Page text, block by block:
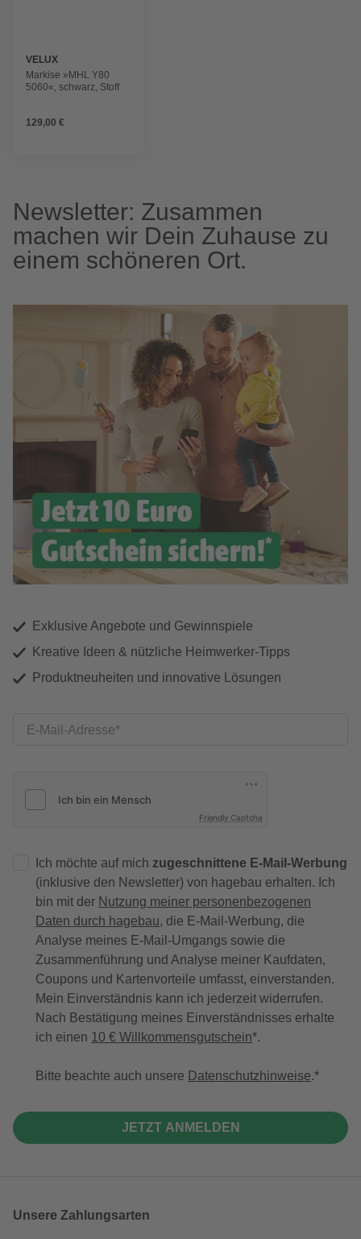
VELUX
Markise »MHL Y80
5060«, schwarz, Stoff
129,00 €
Newsletter: Zusammen
machen wir Dein Zuhause zu
einem schöneren Ort.
Exklusive Angebote und Gewinnspiele
Kreative Ideen & nützliche Heimwerker-Tipps
Produktneuheiten und innovative Lösungen
E-Mail-Adresse
Friendly Captcha
Ich möchte auf mich zugeschnittene E-Mail-Werbung
(inklusive den Newsletter) von hagebau erhalten. Ich
bin mit der Nutzung meiner personenbezogenen
Daten durch hagebau, die E-Mail-Werbung, die
Analyse meines E-Mail-Umgangs sowie die
Zusammenführung und Analyse meiner Kaufdaten,
Coupons und Kartenvorteile umfasst, einverstanden.
Mein Einverständnis kann ich jederzeit widerrufen.
Nach Bestätigung meines Einverständnisses erhalte
ich einen 10 € Willkommensgutschein*.
Bitte beachte auch unsere Datenschutzhinweise.
JETZT ANMELDEN
Unsere Zahlungsarten